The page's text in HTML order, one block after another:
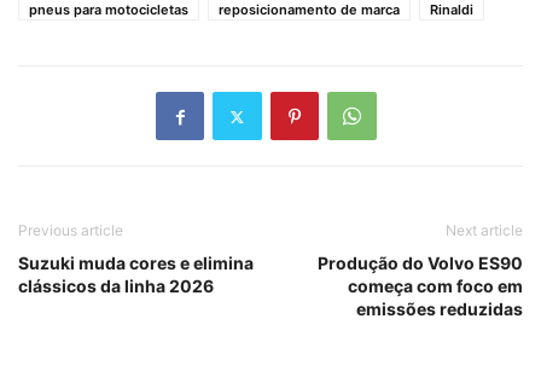
pneus para motocicletas
reposicionamento de marca Rinaldi
Previous article
Suzuki muda cores e elimina
clássicos da linha 2026
Next article
Produção do Volvo ES90
começa com foco em
emissões reduzidas